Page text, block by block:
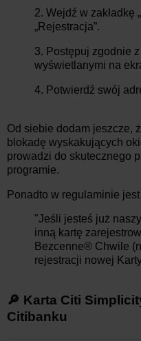
2. Wejdź w zakładkę
„Rejestracja”.
3. Postępuj zgodnie
wyświetlanymi na
4. Potwierdź swój
Od siebie dodam jeszcze,
blokadę wyskakujących
prowadzi do skutecznego
programie.
Ponadto w regulaminie
"Jeśli jesteś już
inną kartę
Bezcenne® Chwile
rejestracji nowej
🔎 Karta Citi
Citibanku